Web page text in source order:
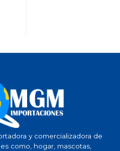
y comercializadora de
como, hogar, mascotas,